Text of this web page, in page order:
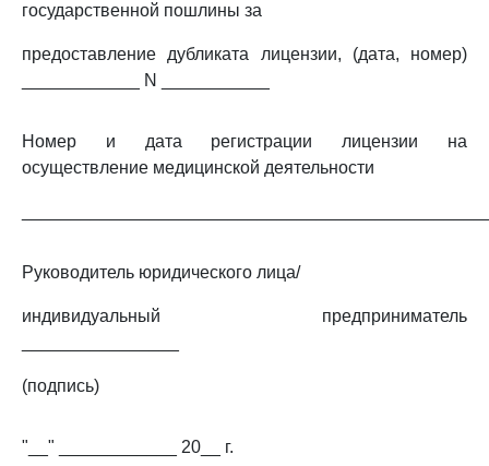
государственной пошлины за
предоставление дубликата лицензии, (дата, номер)
____________ N ___________
Номер и дата регистрации лицензии на
осуществление медицинской деятельности
Руководитель юридического лица/
индивидуальный предприниматель
(подпись)
"__" ____________ 20__ г.